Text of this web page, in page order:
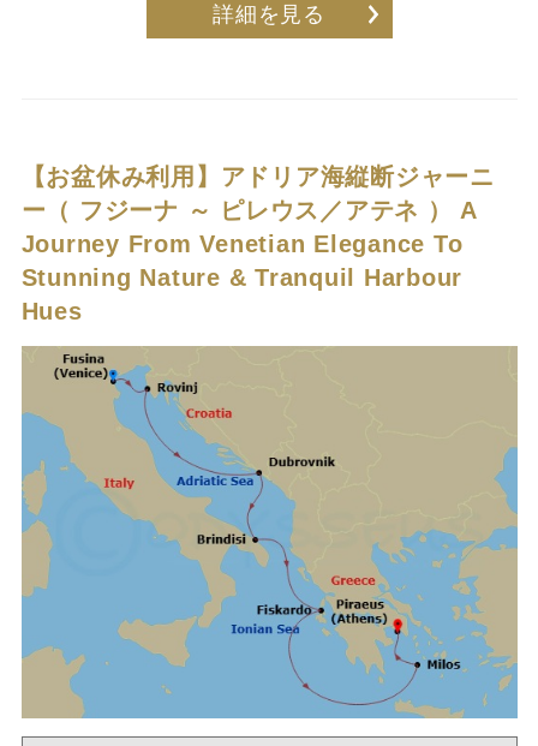
詳細を見る
【お盆休み利用】アドリア海縦断ジャーニ
ー（ フジーナ ～ ピレウス／アテネ ） A
Journey From Venetian Elegance To
Stunning Nature & Tranquil Harbour
Hues